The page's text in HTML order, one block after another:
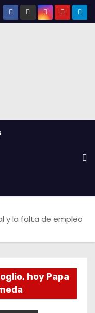
y la falta de empleo
hoy Papa